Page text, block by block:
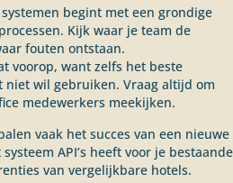
begint met een grondige
Kijk waar je team de
fouten ontstaan.
voorop, want zelfs het beste
niet wil gebruiken. Vraag altijd om
medewerkers meekijken.
vaak het succes van een nieuwe
API’s heeft voor je bestaande
van vergelijkbare hotels.